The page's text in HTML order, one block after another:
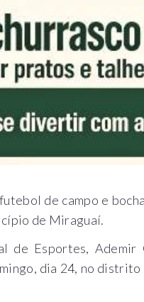
de campo e
de Miraguaí.
de Esportes,
dia 24, no